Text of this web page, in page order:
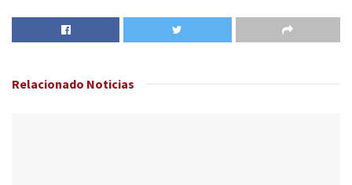
Relacionado Noticias